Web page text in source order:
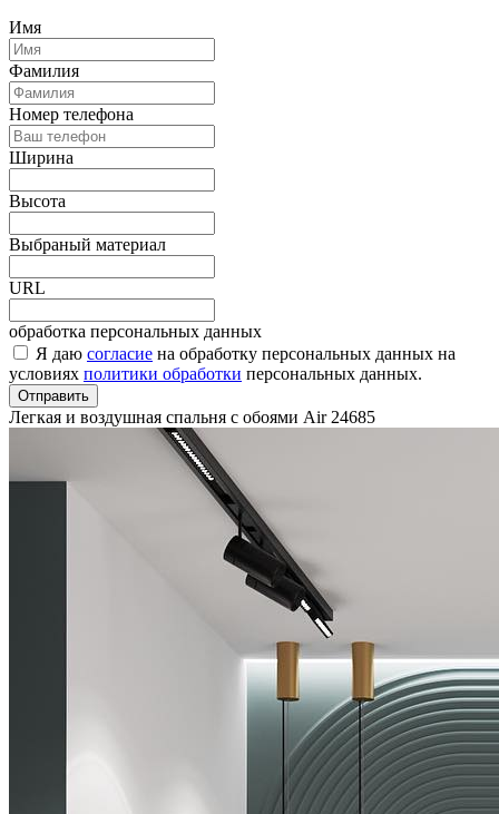
Имя
Фамилия
Номер телефона
Ширина
Высота
Выбраный материал
URL
обработка персональных данных
Я даю согласие на обработку персональных данных на
условиях политики обработки персональных данных.
Отправить
Легкая и воздушная спальня с обоями Air 24685